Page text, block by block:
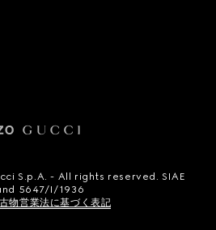
S.p.A. - All rights reserved. SIAE
5647/I/1936
物営業法に基づく表記